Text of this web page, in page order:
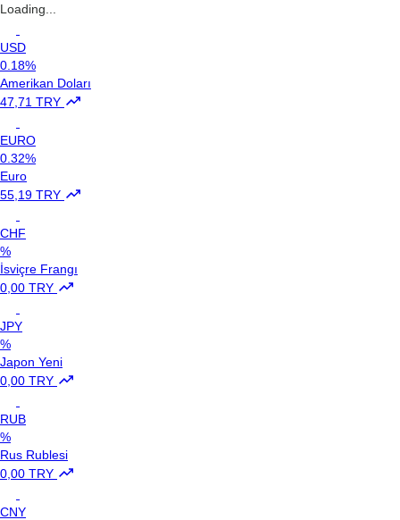
Loading...
USD
0.18%
Amerikan Doları
47,71 TRY
EURO
0.32%
Euro
55,19 TRY
CHF
%
İsviçre Frangı
0,00 TRY
JPY
%
Japon Yeni
0,00 TRY
RUB
%
Rus Rublesi
0,00 TRY
CNY